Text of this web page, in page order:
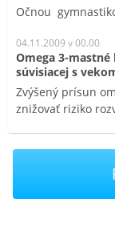
Očnou
04.11.2009 v 00.00
Omega 3-
súvisiacej s
Zvýšený prísun
znižovať riziko